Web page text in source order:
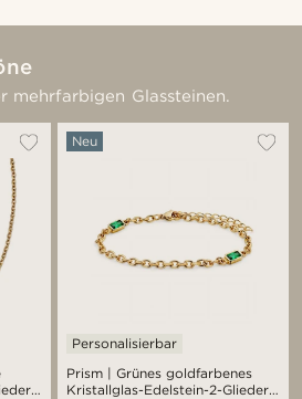
mehrfarbigen Glassteinen.
Prism | Grünes goldfarbenes
Kristallglas-Edelstein-2-Glieder-
Neu
Personalisierbar